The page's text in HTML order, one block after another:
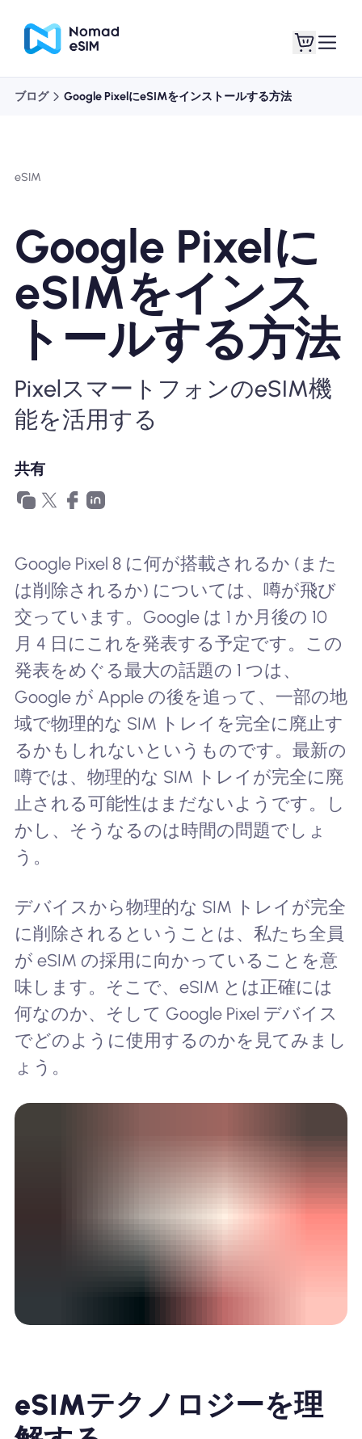
ショッププラン
eSIMについて
Nomad eSIMを使用する理由
eSIMの使用
ブログ Google PixelにeSIMをインストールする方法
eSIM
Google Pixelに
eSIMをインス
トールする方法
PixelスマートフォンのeSIM機
能を活用する
共有
Google Pixel 8 に何が搭載されるか (また
は削除されるか) については、噂が飛び
交っています。Google は 1 か月後の 10
月 4 日にこれを発表する予定です。この
発表をめぐる最大の話題の 1 つは、
Google が Apple の後を追って、一部の地
域で物理的な SIM トレイを完全に廃止す
るかもしれないというものです。最新の
噂では、物理的な SIM トレイが完全に廃
止される可能性はまだないようです。し
かし、そうなるのは時間の問題でしょ
う。
デバイスから物理的な SIM トレイが完全
に削除されるということは、私たち全員
が eSIM の採用に向かっていることを意
味します。そこで、eSIM とは正確には
何なのか、そして Google Pixel デバイス
でどのように使用するのかを見てみまし
ょう。
eSIMテクノロジーを理